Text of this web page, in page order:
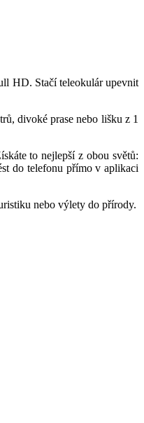
HD. Stačí teleokulár upevnit
divoké prase nebo lišku z 1
to nejlepší z obou světů:
do telefonu přímo v aplikaci
nebo výlety do přírody.